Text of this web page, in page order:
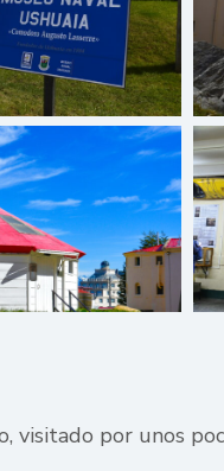
visitado por unos